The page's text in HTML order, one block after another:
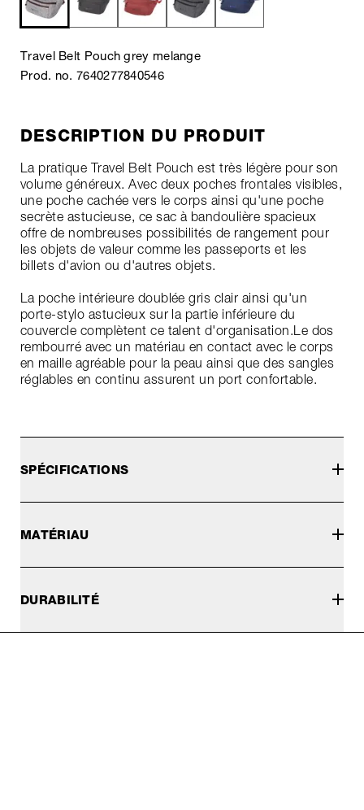
Travel Belt Pouch grey melange
Prod. no. 7640277840546
DESCRIPTION DU PRODUIT
La pratique Travel Belt Pouch est très légère pour son
volume généreux. Avec deux poches frontales visibles,
une poche cachée vers le corps ainsi qu'une poche
secrète astucieuse, ce sac à bandoulière spacieux
offre de nombreuses possibilités de rangement pour
les objets de valeur comme les passeports et les
billets d'avion ou d'autres objets.
La poche intérieure doublée gris clair ainsi qu'un
porte-stylo astucieux sur la partie inférieure du
couvercle complètent ce talent d'organisation.Le dos
rembourré avec un matériau en contact avec le corps
en maille agréable pour la peau ainsi que des sangles
réglables en continu assurent un port confortable.
SPÉCIFICATIONS
MATÉRIAU
DURABILITÉ